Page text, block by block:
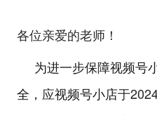
各位亲爱的老师！
全， 应视频号小店于